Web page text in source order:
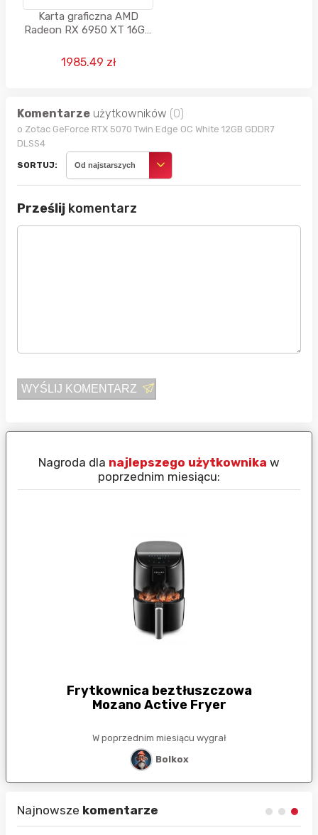
Karta graficzna AMD
Radeon RX 6950 XT 16GB
1985.49 zł
Komentarze użytkowników (0)
o Zotac GeForce RTX 5070 Twin Edge OC White 12GB GDDR7
DLSS4
SORTUJ: Od najstarszych
Prześlij komentarz
WYŚLIJ KOMENTARZ
Nagroda dla najlepszego użytkownika w
poprzednim miesiącu:
Frytkownica beztłuszczowa
Mozano Active Fryer
W poprzednim miesiącu wygrał
Bolkox
Najnowsze komentarze